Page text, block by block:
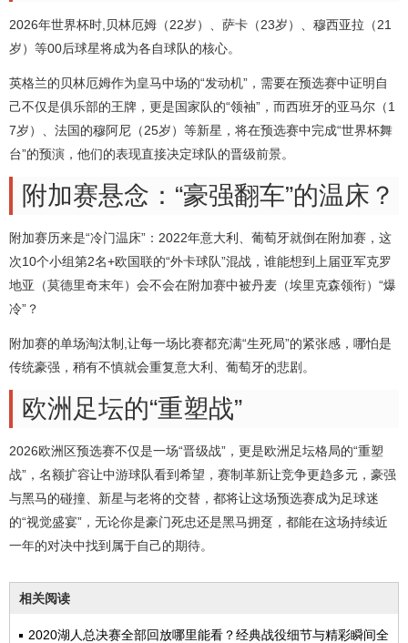
2026年世界杯时,贝林厄姆（22岁）、萨卡（23岁）、穆西亚拉（21
岁）等00后球星将成为各自球队的核心。
英格兰的贝林厄姆作为皇马中场的“发动机”，需要在预选赛中证明自
己不仅是俱乐部的王牌，更是国家队的“领袖”，而西班牙的亚马尔（1
7岁）、法国的穆阿尼（25岁）等新星，将在预选赛中完成“世界杯舞
台”的预演，他们的表现直接决定球队的晋级前景。
附加赛悬念：“豪强翻车”的温床？
附加赛历来是“冷门温床”：2022年意大利、葡萄牙就倒在附加赛，这
次10个小组第2名+欧国联的“外卡球队”混战，谁能想到上届亚军克罗
地亚（莫德里奇末年）会不会在附加赛中被丹麦（埃里克森领衔）“爆
冷”？
附加赛的单场淘汰制,让每一场比赛都充满“生死局”的紧张感，哪怕是
传统豪强，稍有不慎就会重复意大利、葡萄牙的悲剧。
欧洲足坛的“重塑战”
2026欧洲区预选赛不仅是一场“晋级战”，更是欧洲足坛格局的“重塑
战”，名额扩容让中游球队看到希望，赛制革新让竞争更趋多元，豪强
与黑马的碰撞、新星与老将的交替，都将让这场预选赛成为足球迷
的“视觉盛宴”，无论你是豪门死忠还是黑马拥趸，都能在这场持续近
一年的对决中找到属于自己的期待。
相关阅读
2020湖人总决赛全部回放哪里能看？经典战役细节与精彩瞬间全